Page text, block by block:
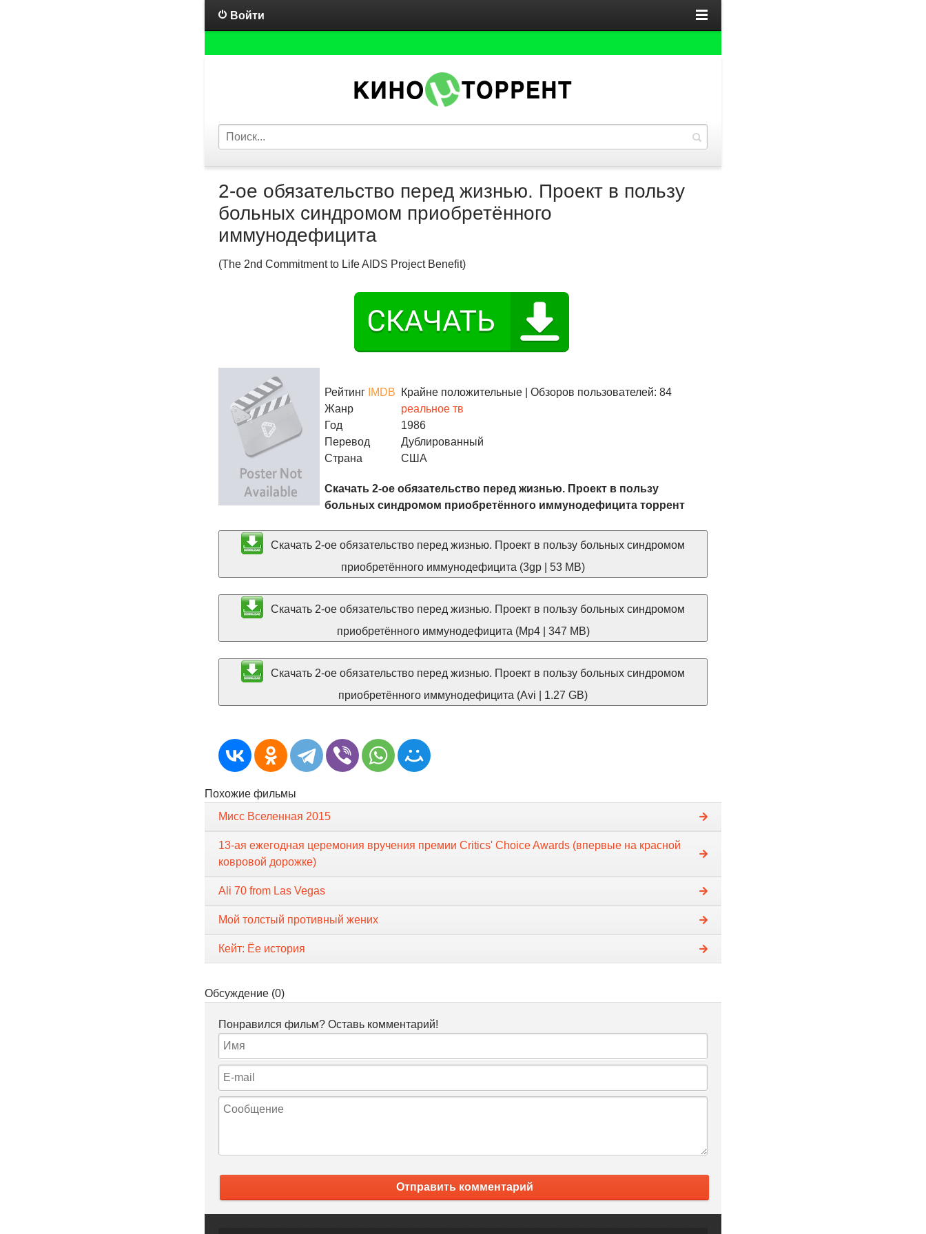
Войти
2-ое обязательство перед жизнью. Проект в пользу
больных синдромом приобретённого
иммунодефицита
(The 2nd Commitment to Life AIDS Project Benefit)
Рейтинг IMDB Крайне положительные | Обзоров пользователей: 84
Жанр
реальное тв
Год
1986
Перевод
Дублированный
Страна
США
Скачать 2-ое обязательство перед жизнью. Проект в пользу
больных синдромом приобретённого иммунодефицита торрент
Скачать 2-ое обязательство перед жизнью. Проект в пользу больных синдромом
приобретённого иммунодефицита (3gp | 53 MB)
Скачать 2-ое обязательство перед жизнью. Проект в пользу больных синдромом
приобретённого иммунодефицита (Mp4 | 347 MB)
Скачать 2-ое обязательство перед жизнью. Проект в пользу больных синдромом
приобретённого иммунодефицита (Avi | 1.27 GB)
Похожие фильмы
Мисс Вселенная 2015
13-ая ежегодная церемония вручения премии Critics' Choice Awards (впервые на красной
ковровой дорожке)
Ali 70 from Las Vegas
Мой толстый противный жених
Кейт: Ёе история
Обсуждение (0)
Понравился фильм? Оставь комментарий!
Отправить комментарий